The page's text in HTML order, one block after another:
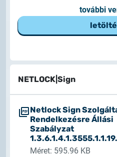
további
NETLOCK|Sign
Netlock Sign
Rendelkezésre Állási
Szabályzat
Méret: 595.96 KB